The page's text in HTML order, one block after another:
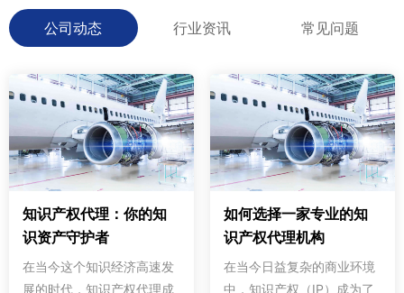
公司动态 行业资讯 常见问题
知识产权代理：你的知
识资产守护者
在当今这个知识经济高速发
展的时代，知识产权代理成
如何选择一家专业的知
识产权代理机构
在当今日益复杂的商业环境
中，知识产权（IP）成为了